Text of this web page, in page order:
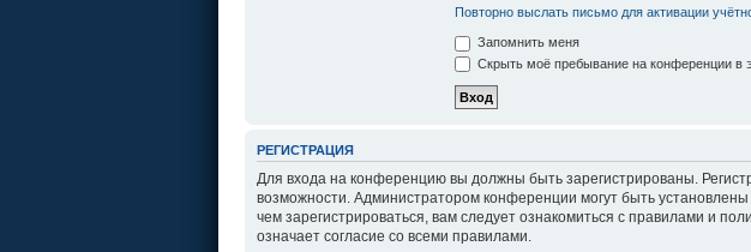
Повторно выслать письмо для активации
Запомнить меня
Скрыть моё пребывание на конференции в
РЕГИСТРАЦИЯ
Для входа на конференцию вы должны быть зарегистрированы.
возможности. Администратором конференции могут быть
чем зарегистрироваться, вам следует ознакомиться с правилами и
означает согласие со всеми правилами.